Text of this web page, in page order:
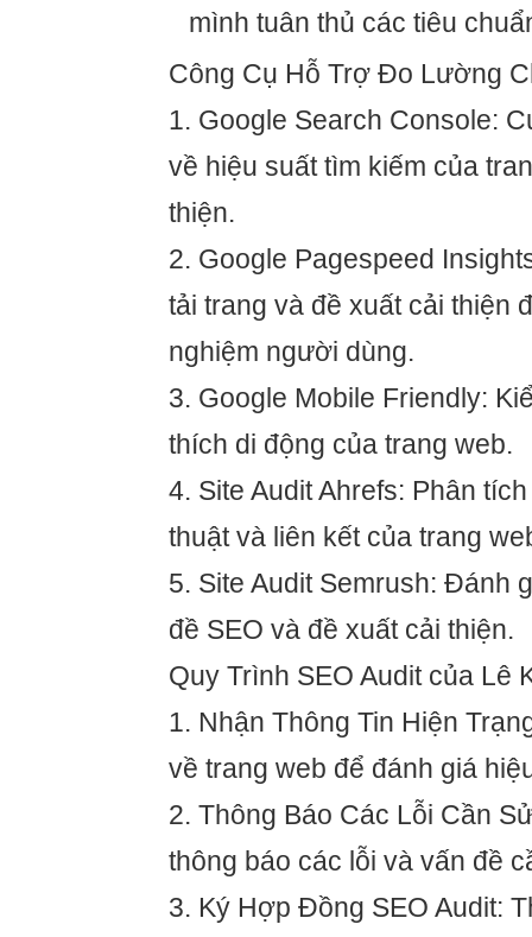
mình tuân thủ các tiêu
Công Cụ Hỗ Trợ Đo Lường
1. Google Search Console:
về hiệu suất tìm kiếm của
thiện.
2. Google Pagespeed
tải trang và đề xuất cải thiện
nghiệm người dùng.
3. Google Mobile Friendly:
thích di động của trang web.
4. Site Audit Ahrefs: Phân
thuật và liên kết của trang
5. Site Audit Semrush: Đánh
đề SEO và đề xuất cải thiện.
Quy Trình SEO Audit của Lê
1. Nhận Thông Tin Hiện
về trang web để đánh giá
2. Thông Báo Các Lỗi Cần
thông báo các lỗi và vấn đề
3. Ký Hợp Đồng SEO Audit: